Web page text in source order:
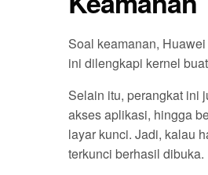
Soal keamanan,
ini dilengkapi kernel
Selain itu, perangkat ini
akses aplikasi, hingga
layar kunci. Jadi, kalau
terkunci berhasil dibuka.